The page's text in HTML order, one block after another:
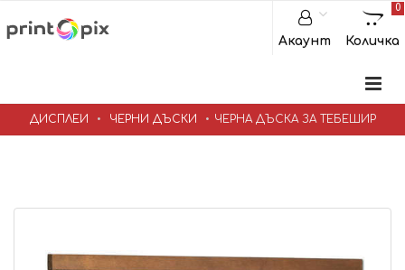
Акаунт
0
Количка
ДИСПЛЕИ ЧЕРНИ ДЪСКИ ЧЕРНА ДЪСКА ЗА ТЕБЕШИР